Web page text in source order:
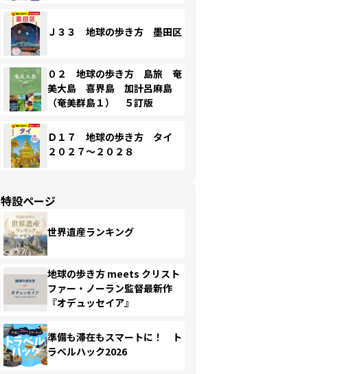
Ｊ３３ 地球の歩き方 墨田区
０２ 地球の歩き方 島旅 奄
美大島 喜界島 加計呂麻島
（奄美群島１） ５訂版
Ｄ１７ 地球の歩き方 タイ
２０２７～２０２８
特設ページ
世界遺産ランキング
地球の歩き方 meets クリスト
ファー・ノーラン監督最新作
『オデュッセイア』
準備も滞在もスマートに！ ト
ラベルハック2026